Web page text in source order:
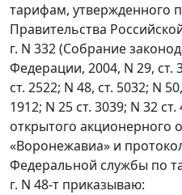
тарифам, утвержденного
Правительства
г. N 332 (Собрание
Федерации, 2004, N 29, ст.
ст. 2522; N 48, ст. 5032; N
1912; N 25 ст. 3039; N 32
открытого акционерного
«Воронежавиа» и
Федеральной службы по
г. N 48-т приказываю: